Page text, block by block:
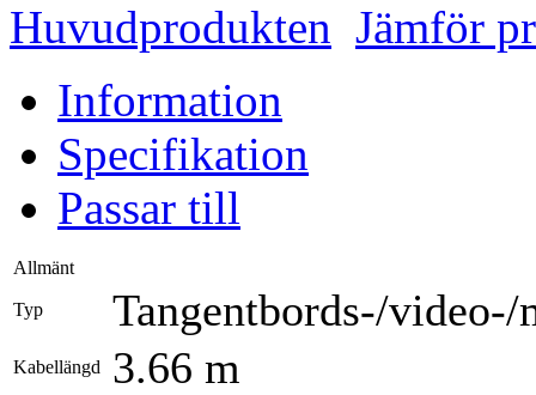
Huvudprodukten Jämför
Information
Specifikation
Passar till
Allmänt
Typ Tangentbords-/video-/
Kabellängd 3.66 m